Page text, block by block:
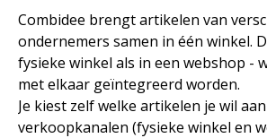
Combidee brengt artikelen van
ondernemers samen in één winkel.
fysieke winkel als in een webshop -
met elkaar geïntegreerd worden.
Je kiest zelf welke artikelen je wil
verkoopkanalen (fysieke winkel en